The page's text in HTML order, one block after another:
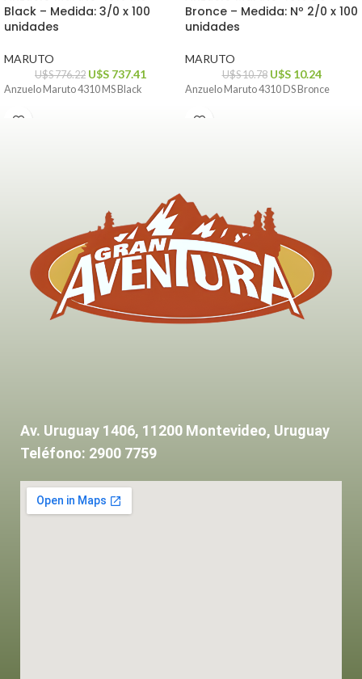
Black – Medida: 3/0 x 100
unidades
MARUTO
U$S776.22 U$S 737.41
Anzuelo Maruto 4310 MS Black
Bronce – Medida: Nº 2/0 x 100
unidades
MARUTO
U$S10.78 U$S 10.24
Anzuelo Maruto 4310 DS Bronce
Av. Uruguay 1406, 11200 Montevideo, Uruguay
Teléfono: 2900 7759